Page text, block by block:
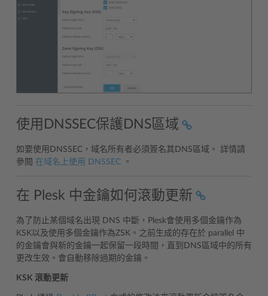
使用DNSSEC保護DNS區域
如要使用DNSSEC，域名所有者必須簽名其DNS區域。 詳情請
參閱 在域名上使用 DNSSEC 。
在 Plesk 中金鑰如何滾動更新
為了防止某個域名出現 DNS 中斷，Plesk會使用多個金鑰作為
KSK以及使用多個金鑰作為ZSK。之前生成的存在於 parallel 中
的金鑰會與新的金鑰一起保留一段時間，直到DNS區域中的所有
更改生效。會自動移除過期的金鑰。
KSK 滾動更新